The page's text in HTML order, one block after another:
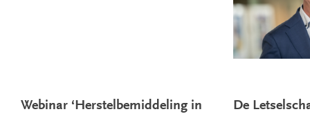
Webinar ‘Herstelbemiddeling in
De